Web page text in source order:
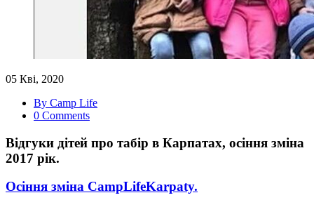
05 Кві, 2020
By Camp Life
0 Comments
Відгуки дітей про табір в Карпатах, осіння зміна
2017 рік.
Осіння зміна CampLifeKarpaty.